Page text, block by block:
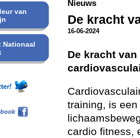
van
Nationaal
Nieuws
De kracht
16-06-2024
De kracht van
training, is
cardio fitness,